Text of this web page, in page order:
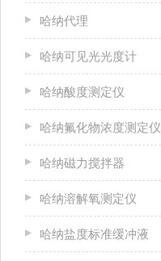
哈纳代理
哈纳可见光光度计
哈纳酸度测定仪
哈纳氟化物浓度测定仪
哈纳磁力搅拌器
哈纳溶解氧测定仪
哈纳盐度标准缓冲液